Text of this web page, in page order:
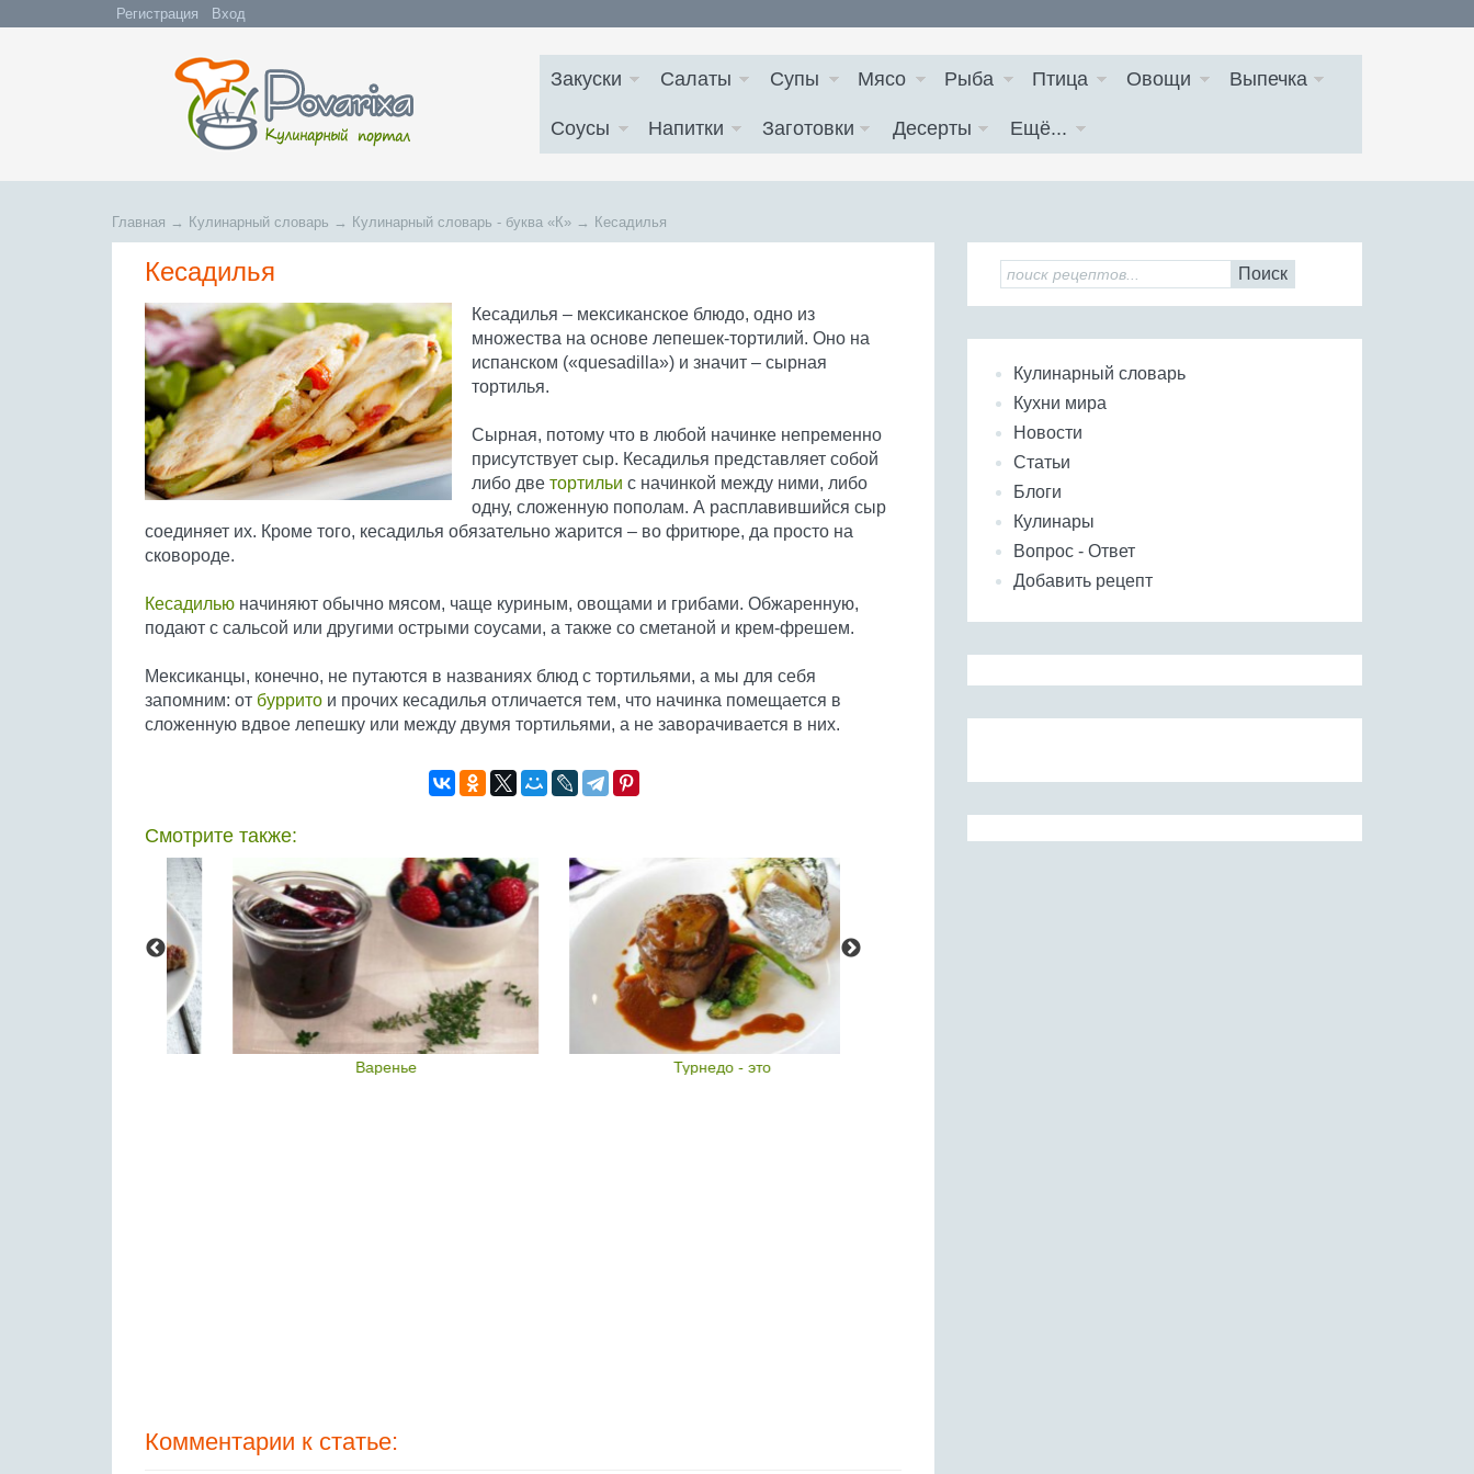
Регистрация Вход
Закуски Салаты Супы Мясо Рыба Птица Овощи Выпечка
Соусы Напитки Заготовки Десерты Ещё...
Главная → Кулинарный словарь → Кулинарный словарь - буква «К» → Кесадилья
Кесадилья
Кесадилья – мексиканское блюдо, одно из
множества на основе лепешек-тортилий. Оно на
испанском («quesadilla») и значит – сырная
тортилья.
Сырная, потому что в любой начинке непременно
присутствует сыр. Кесадилья представляет собой
либо две тортильи с начинкой между ними, либо
одну, сложенную пополам. А расплавившийся сыр
соединяет их. Кроме того, кесадилья обязательно жарится – во фритюре, да просто на
сковороде.
Кесадилью начиняют обычно мясом, чаще куриным, овощами и грибами. Обжаренную,
подают с сальсой или другими острыми соусами, а также со сметаной и крем-фрешем.
Мексиканцы, конечно, не путаются в названиях блюд с тортильями, а мы для себя
запомним: от буррито и прочих кесадилья отличается тем, что начинка помещается в
сложенную вдвое лепешку или между двумя тортильями, а не заворачивается в них.
Смотрите также:
Варенье Турнедо - это
Комментарии к статье:
Поиск
Кулинарный словарь
Кухни мира
Новости
Статьи
Блоги
Кулинары
Вопрос - Ответ
Добавить рецепт